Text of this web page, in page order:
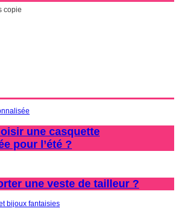
une casquette
pour l’été ?
une veste de tailleur ?